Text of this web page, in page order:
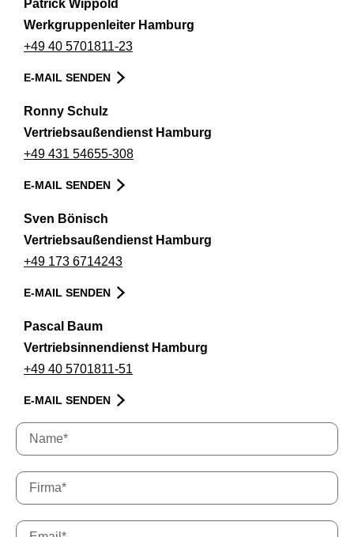
Patrick Wippold
Werkgruppenleiter Hamburg
+49 40 5701811-23
E-MAIL SENDEN
Ronny Schulz
Vertriebsaußendienst Hamburg
+49 431 54655-308
E-MAIL SENDEN
Sven Bönisch
Vertriebsaußendienst Hamburg
+49 173 6714243
E-MAIL SENDEN
Pascal Baum
Vertriebsinnendienst Hamburg
+49 40 5701811-51
E-MAIL SENDEN